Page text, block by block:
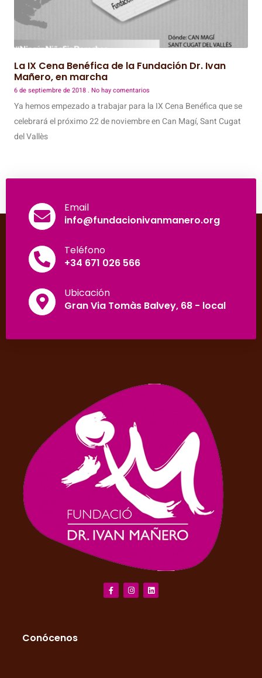
La IX Cena Benéfica de la Fundación Dr. Ivan
Mañero, en marcha
6 de septiembre de 2018 No hay comentarios
Ya hemos empezado a trabajar para la IX Cena Benéfica que se
celebrará el próximo 22 de noviembre en Can Magí, Sant Cugat
del Vallès
Email
info@fundacionivanmanero.org
Teléfono
+34 671 026 566
Ubicación
Gran Via Tomàs Balvey, 68 - local
Conócenos